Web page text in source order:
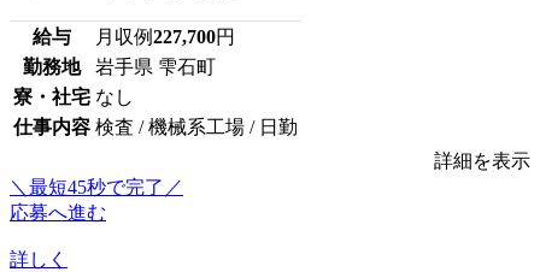
給与 月収例227,700円
勤務地
岩手県 雫石町
寮・社宅 なし
仕事内容 検査 / 機械系工場 / 日勤
詳細を表示
＼最短45秒で完了／
応募へ進む
詳しく